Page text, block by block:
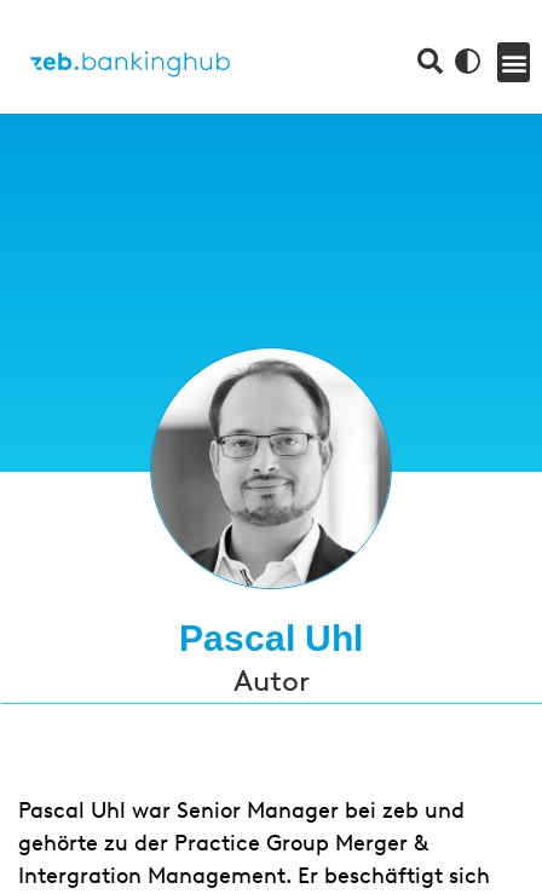
Pascal Uhl
Autor
Pascal Uhl war Senior Manager bei zeb und
gehörte zu der Practice Group Merger &
Intergration Management. Er beschäftigt sich